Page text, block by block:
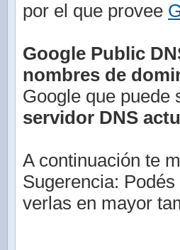
por el que provee
Google Public
nombres de
Google que puede
servidor DNS
A continuación te
Sugerencia:
verlas en mayor